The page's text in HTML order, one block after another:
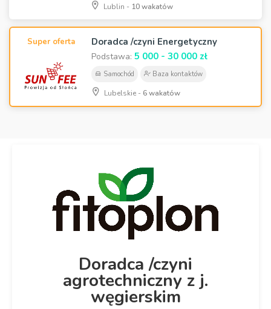
Lublin - 10 wakatów
Super oferta Doradca /czyni Energetyczny
Podstawa: 5 000 - 30 000 zł
Samochód Baza kontaktów
Lubelskie - 6 wakatów
Doradca /czyni
agrotechniczny z j.
węgierskim